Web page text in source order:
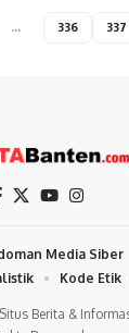
… 336 337
Berita &
Media Siber
Kode Etik